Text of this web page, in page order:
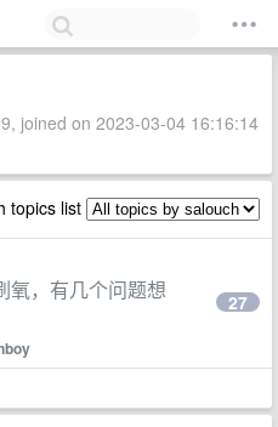
joined on 2023-03-04 16:16:14
topics list
氧，有几个问题想
27